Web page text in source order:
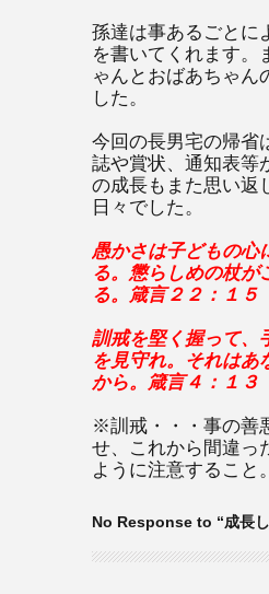
孫達は事あるごとに
を書いてくれます。
ゃんとおばあちゃん
した。
今回の長男宅の帰省
誌や賞状、通知表等
の成長もまた思い返
日々でした。
愚かさは子どもの心
る。懲らしめの杖が
る。箴言２２：１５
訓戒を堅く握って、
を見守れ。それはあ
から。箴言４：１３
※訓戒・・・事の善
せ、これから間違っ
ように注意すること。
No Response to “成長